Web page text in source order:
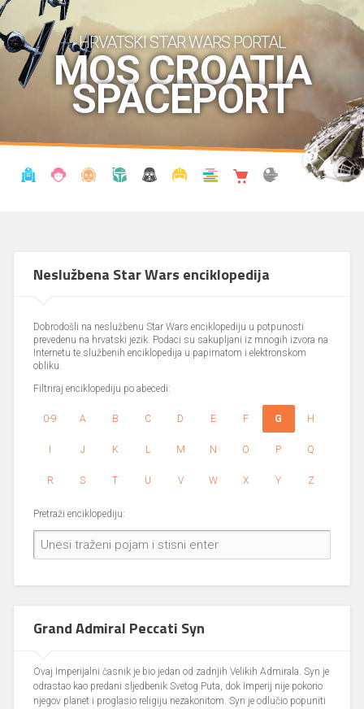
HRVATSKI STAR WARS PORTAL
MOS CROATIA
SPACEPORT
Neslužbena Star Wars enciklopedija
Dobrodošli na neslužbenu Star Wars enciklopediju u potpunosti
prevedenu na hrvatski jezik. Podaci su sakupljani iz mnogih izvora na
Internetu te službenih enciklopedija u papirnatom i elektronskom
obliku.
Filtriraj enciklopediju po abecedi:
0-9 A B C D E F G H
I J K L M N O P Q
R S T U V W X Y Z
Pretraži enciklopediju:
Grand Admiral Peccati Syn
Ovaj Imperijalni časnik je bio jedan od zadnjih Velikih Admirala. Syn je
odrastao kao predani sljedbenik Svetog Puta, dok Imperij nije pokorio
njegov planet i proglasio religiju nezakonitom. Syn je odlučio popuniti